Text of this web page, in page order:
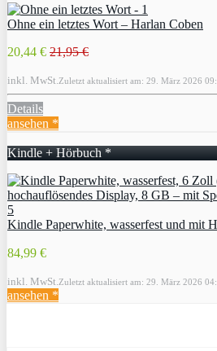
Ohne ein letztes Wort – Harlan Coben
20,44 € 21,95 €
inkl. MwSt. Zuletzt aktualisiert am: 29. März 2026
Details
ansehen *
Kindle + Hörbuch *
Kindle Paperwhite, wasserfest und mit
84,99 €
inkl. MwSt. Zuletzt aktualisiert am: 29. März 2026
ansehen *